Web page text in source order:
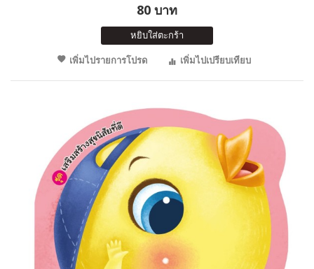
80 บาท
หยิบใส่ตะกร้า
เพิ่มไปรายการโปรด
เพิ่มไปเปรียบเทียบ